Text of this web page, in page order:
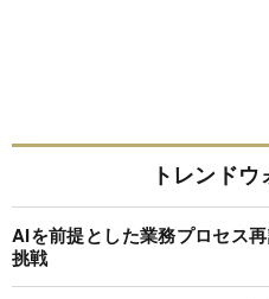
トレンド
AIを前提とした業務プロセス
挑戦